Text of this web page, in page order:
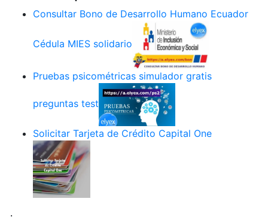
Consultar Bono de Desarrollo Humano Ecuador
Cédula MIES solidario
Pruebas psicométricas simulador gratis
preguntas test
Solicitar Tarjeta de Crédito Capital One
.